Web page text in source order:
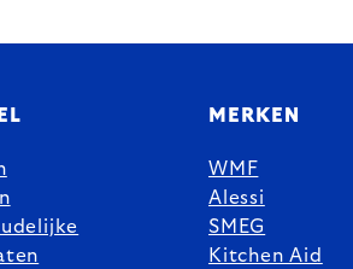
MERKEN
WMF
Alessi
SMEG
Kitchen Aid